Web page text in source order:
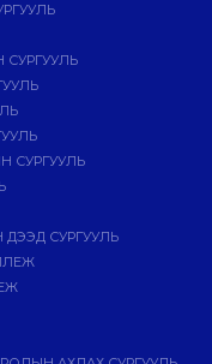
СУРГУУЛЬ
СУРГУУЛЬ